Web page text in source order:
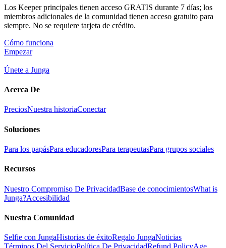
Los Keeper principales tienen acceso GRATIS durante 7 días; los
miembros adicionales de la comunidad tienen acceso gratuito para
siempre. No se requiere tarjeta de crédito.
Cómo funciona
Empezar
Únete a Junga
Acerca De
PreciosNuestra historiaConectar
Soluciones
Para los papásPara educadoresPara terapeutasPara grupos sociales
Recursos
Nuestro Compromiso De PrivacidadBase de conocimientosWhat is
Junga?Accesibilidad
Nuestra Comunidad
Selfie con JungaHistorias de éxitoRegalo JungaNoticias
Términos Del ServicioPolítica De PrivacidadRefund PolicyAge